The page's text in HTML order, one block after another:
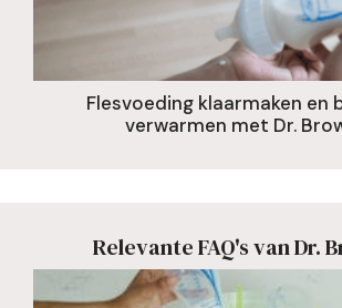
Flesvoeding klaarmaken en
verwarmen met Dr.
Relevante FAQ's van Dr.